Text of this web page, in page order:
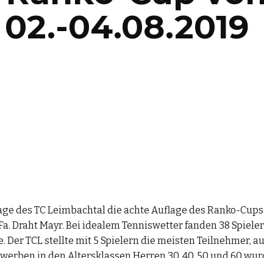
02.-04.08.2019
des TC Leimbachtal die achte Auflage des Ranko-
Draht Mayr. Bei idealem Tenniswetter fanden 38
TCL stellte mit 5 Spielern die meisten Teilnehmer,